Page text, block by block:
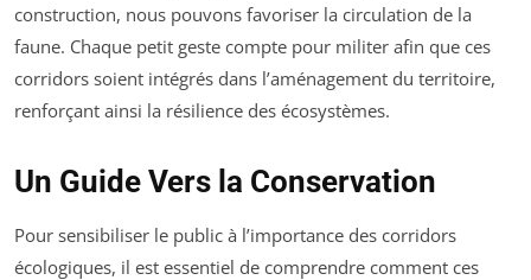
construction, nous pouvons favoriser la circulation de la
faune. Chaque petit geste compte pour militer afin que ces
corridors soient intégrés dans l’aménagement du territoire,
renforçant ainsi la résilience des écosystèmes.
Un Guide Vers la Conservation
Pour sensibiliser le public à l’importance des corridors
écologiques, il est essentiel de comprendre comment ces